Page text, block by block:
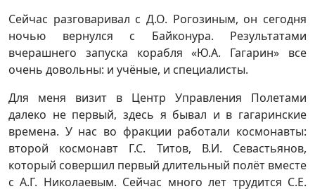
Сейчас разговаривал с Д.О. Рогозиным, он сегодня
ночью вернулся с Байконура. Результатами
вчерашнего запуска корабля «Ю.А. Гагарин» все
очень довольны: и учёные, и специалисты.
Для меня визит в Центр Управления Полетами
далеко не первый, здесь я бывал и в гагаринские
времена. У нас во фракции работали космонавты:
второй космонавт Г.С. Титов, В.И. Севастьянов,
который совершил первый длительный полёт вместе
с А.Г. Николаевым. Сейчас много лет трудится С.Е.